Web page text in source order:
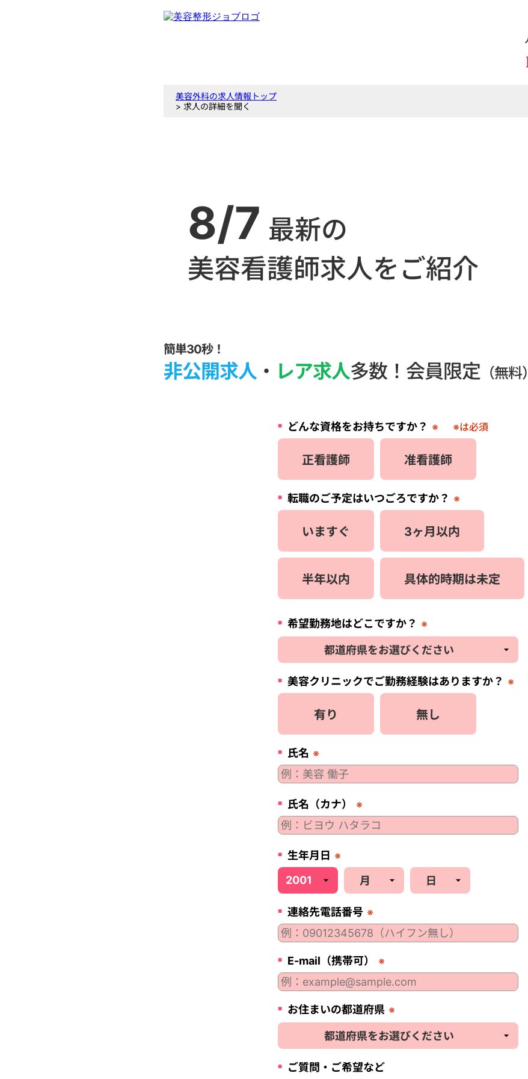
美容外科の求人情報トップ
> 求人の詳細を聞く
8/7 最新の
美容看護師求人をご紹介
簡単30秒！
非公開求人・ レア求人多数！会員限定 （無料）
どんな資格をお持ちですか？ ※ ※は必須
正看護師 准看護師
転職のご予定はいつごろですか？ ※
いますぐ 3ヶ月以内
半年以内 具体的時期は未定
希望勤務地はどこですか？ ※
美容クリニックでご勤務経験はありますか？ ※
有り 無し
氏名 ※
氏名（カナ） ※
生年月日 ※
連絡先電話番号 ※
E-mail（携帯可） ※
お住まいの都道府県 ※
ご質問・ご希望など